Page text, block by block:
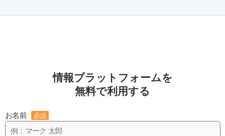
情報プラットフォームを
無料で利用する
お名前 必須